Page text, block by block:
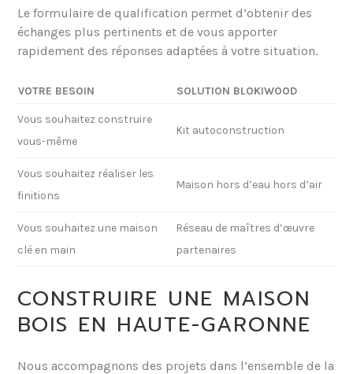
Le formulaire de qualification permet d’obtenir des
échanges plus pertinents et de vous apporter
rapidement des réponses adaptées à votre situation.
VOTRE BESOIN SOLUTION BLOKIWOOD
Vous souhaitez construire
vous-même
Kit autoconstruction
Vous souhaitez réaliser les
finitions
Maison hors d’eau hors d’air
Vous souhaitez une maison
clé en main
Réseau de maîtres d’œuvre
partenaires
CONSTRUIRE UNE MAISON
BOIS EN HAUTE-GARONNE
Nous accompagnons des projets dans l’ensemble de la